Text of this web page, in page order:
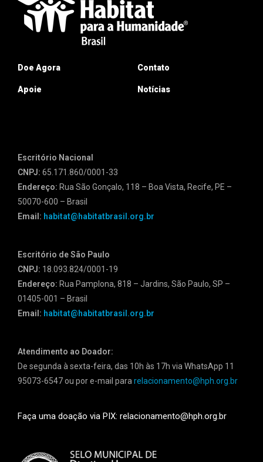
Doe Agora
Apoie
Contato
Notícias
Escritório Nacional
CNPJ: 65.171.860/0001-33
Endereço: Rua São Gonçalo, 118 – Boa Vista, Recife, PE –
50070-600 – Brasil
Email: habitat@habitatbrasil.org.br
Escritório de São Paulo
CNPJ: 18.093.824/0001-19
Endereço: Rua Pamplona, 818 – Jardins, São Paulo, SP –
01405-001 – Brasil
Email: habitat@habitatbrasil.org.br
Atendimento ao Doador:
De segunda à sexta-feira, das 10h às 17h via WhatsApp 11
95073-6547 ou por e-mail para relacionamento@hph.org.br
Faça uma doação via PIX: relacionamento@hph.org.br